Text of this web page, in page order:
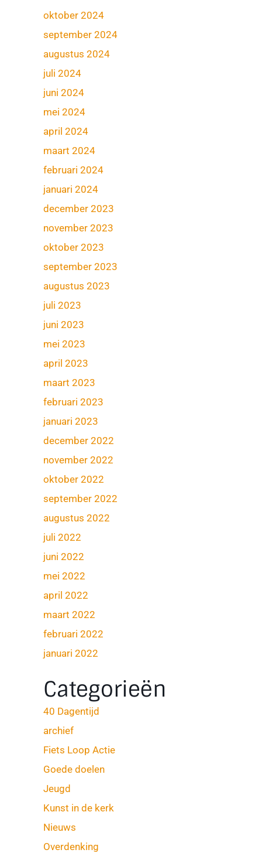
oktober 2024
september 2024
augustus 2024
juli 2024
juni 2024
mei 2024
april 2024
maart 2024
februari 2024
januari 2024
december 2023
november 2023
oktober 2023
september 2023
augustus 2023
juli 2023
juni 2023
mei 2023
april 2023
maart 2023
februari 2023
januari 2023
december 2022
november 2022
oktober 2022
september 2022
augustus 2022
juli 2022
juni 2022
mei 2022
april 2022
maart 2022
februari 2022
januari 2022
Categorieën
40 Dagentijd
archief
Fiets Loop Actie
Goede doelen
Jeugd
Kunst in de kerk
Nieuws
Overdenking